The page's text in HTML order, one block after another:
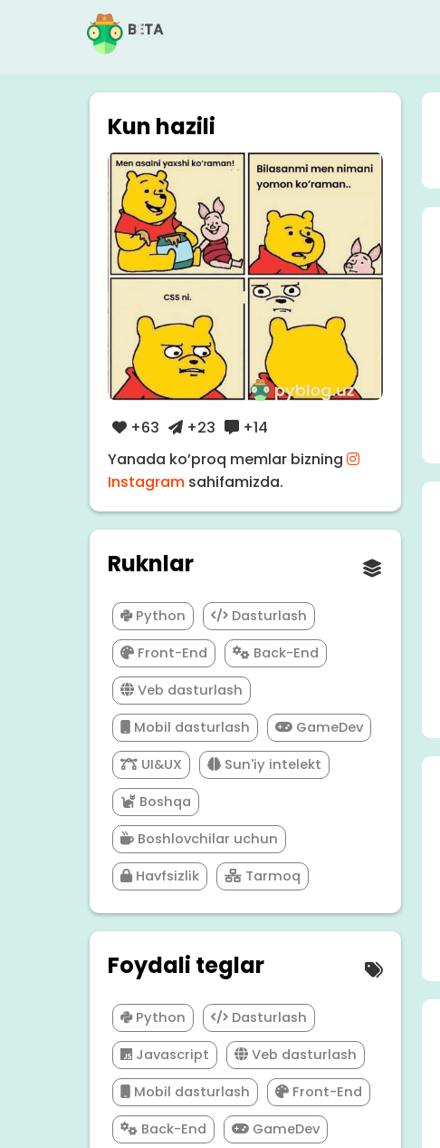
BETA
Kun hazili
+63 +23
+14
Yanada ko’proq memlar bizning
Instagram sahifamizda.
Ruknlar
Python Dasturlash
Front-End Back-End
Veb dasturlash
Mobil dasturlash GameDev
UI&UX Sun'iy intelekt
Boshqa
Boshlovchilar uchun
Havfsizlik Tarmoq
Foydali teglar
Python Dasturlash
Javascript Veb dasturlash
Mobil dasturlash Front-End
Back-End GameDev